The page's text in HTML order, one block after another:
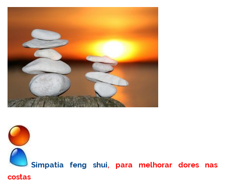
Simpatia feng shui, para melhorar dores nas
costas